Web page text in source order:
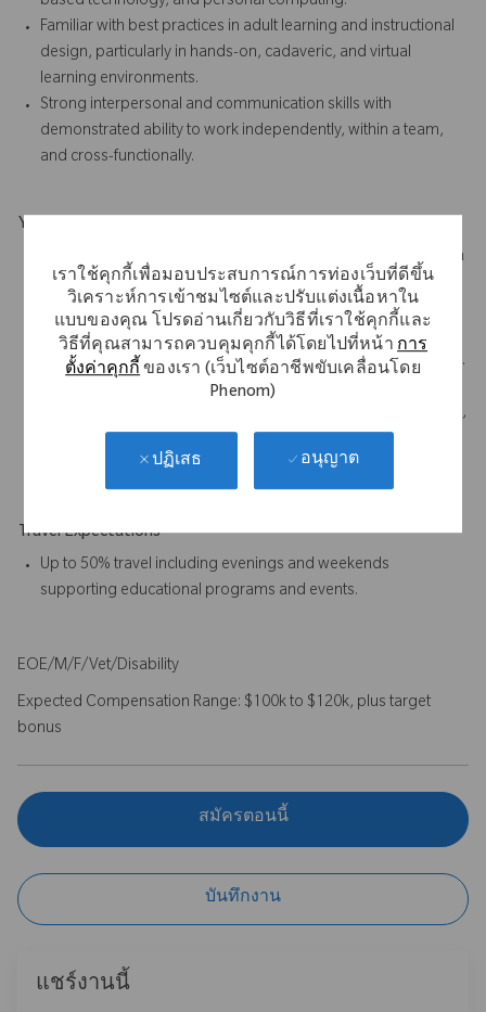
เราใช้คุกกี้เพื่อมอบประสบการณ์การท่องเว็บที่ดีขึ้น
วิเคราะห์การเข้าชมไซต์และปรับแต่งเนื้อหาใน
แบบของคุณ โปรดอ่านเกี่ยวกับวิธีที่เราใช้คุกกี้และ
วิธีที่คุณสามารถควบคุมคุกกี้ได้โดยไปที่หน้าการ
ตั้งค่าคุกกี้ของเรา (เว็บไซต์อาชีพขับเคลื่อนโดย
Phenom)
ปฏิเสธ อนุญาต
Familiar with best practices in adult learning and instructional
design, particularly in hands-on, cadaveric, and virtual
learning environments.
Strong interpersonal and communication skills with
demonstrated ability to work independently, within a team,
and cross-functionally.
Your Background
Bachelors degree in Business, Engineering, Life Sciences, or a
related field and a minimum of 2 years of experience in
marketing, medical education/training, or medical device
sales required.
Upper extremities/shoulders experience is strongly preferred.
Familiarity with Zimmer Biomet’s orthopedic product
portfolio, particularly ROSA® or similar enabling technologies,
Large Joint orthopedic experience is a significant advantage.
Travel Expectations
Up to 50% travel including evenings and weekends
supporting educational programs and events.
EOE/M/F/Vet/Disability
Expected Compensation Range: $100k to $120k, plus target
bonus
สมัครตอนนี้
บันทึกงาน
แชร์งานนี้